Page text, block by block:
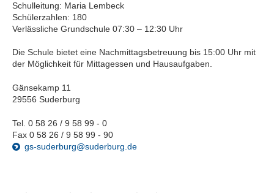
Schulleitung: Maria Lembeck
Schülerzahlen: 180
Verlässliche Grundschule 07:30 – 12:30 Uhr
Die Schule bietet eine Nachmittagsbetreuung bis 15:00 Uhr mit
der Möglichkeit für Mittagessen und Hausaufgaben.
Gänsekamp 11
29556 Suderburg
Tel. 0 58 26 / 9 58 99 - 0
Fax 0 58 26 / 9 58 99 - 90
gs-suderburg@suderburg.de